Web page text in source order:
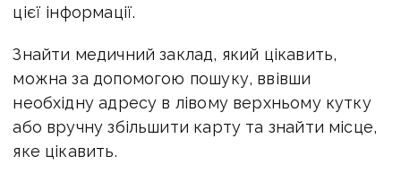
цієї інформації.
Знайти медичний заклад, який цікавить,
можна за допомогою пошуку, ввівши
необхідну адресу в лівому верхньому кутку
або вручну збільшити карту та знайти місце,
яке цікавить.